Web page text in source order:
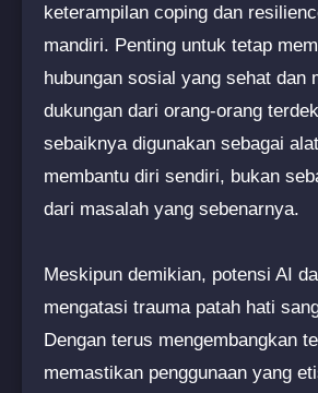
keterampilan coping dan
mandiri. Penting untuk tetap
hubungan sosial yang sehat dan
dukungan dari orang-orang
sebaiknya digunakan sebagai
membantu diri sendiri, bukan
dari masalah yang sebenarnya.
Meskipun demikian, potensi AI
mengatasi trauma patah hati
Dengan terus mengembangkan
memastikan penggunaan yang